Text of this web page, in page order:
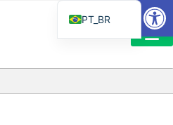
PT_BR
IT